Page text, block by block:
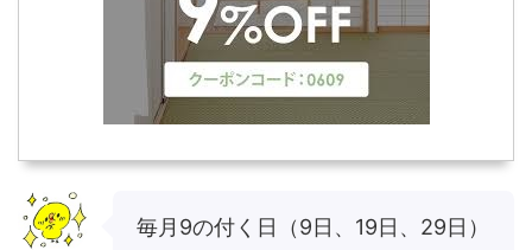
毎月9の付く日（9日、19日、29日）